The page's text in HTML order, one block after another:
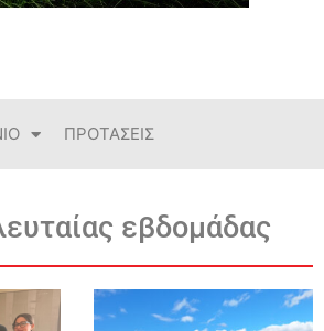
ΠΡΟΤΑΣΕΙΣ
εβδομάδας